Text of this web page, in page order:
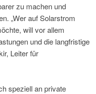
zu machen und
„Wer auf Solarstrom
will vor allem
und die langfristige
Leiter für
speziell an private